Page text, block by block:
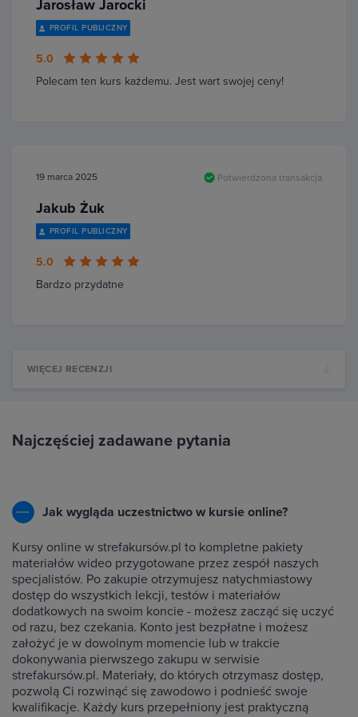
Jarosław Jarocki
PROFIL PUBLICZNY
5.0
Polecam ten kurs każdemu. Jest wart swojej ceny!
19 marca 2025 Potwierdzona transakcja
Jakub Żuk
PROFIL PUBLICZNY
5.0
Bardzo przydatne
WIĘCEJ RECENZJI
Najczęściej zadawane pytania
Jak wygląda uczestnictwo w kursie online?
Kursy online w strefakursów.pl to kompletne pakiety
materiałów wideo przygotowane przez zespół naszych
specjalistów. Po zakupie otrzymujesz natychmiastowy
dostęp do wszystkich lekcji, testów i materiałów
dodatkowych na swoim koncie - możesz zacząć się uczyć
od razu, bez czekania. Konto jest bezpłatne i możesz
założyć je w dowolnym momencie lub w trakcie
dokonywania pierwszego zakupu w serwisie
strefakursów.pl. Materiały, do których otrzymasz dostęp,
pozwolą Ci rozwinąć się zawodowo i podnieść swoje
kwalifikacje. Każdy kurs przepełniony jest praktyczną